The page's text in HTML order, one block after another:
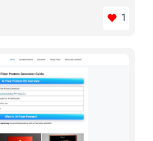
1